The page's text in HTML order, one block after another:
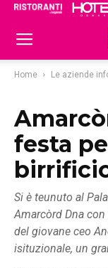
Home Le aziende
festa
Si è teunuto al
Amarcòrd Dna
del giovane ceo
isituzionale, un